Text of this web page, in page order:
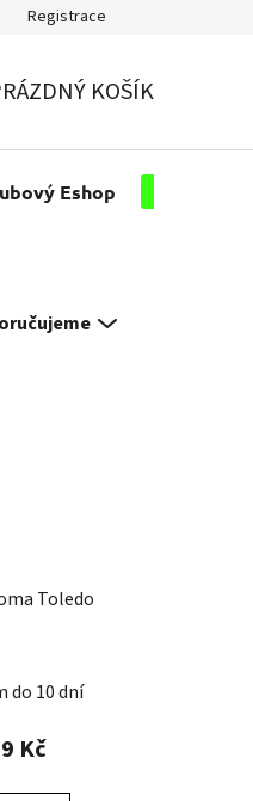
Registrace
KOŠÍK
Eshop
Toledo
do 10 dní
Kč